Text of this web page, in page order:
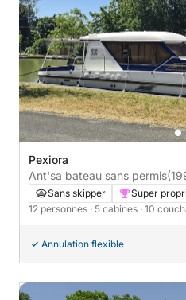
Pexiora
Ant'sa bateau sans permis
Sans skipper Super
12 personnes · 5 cabines · 10
Annulation flexible